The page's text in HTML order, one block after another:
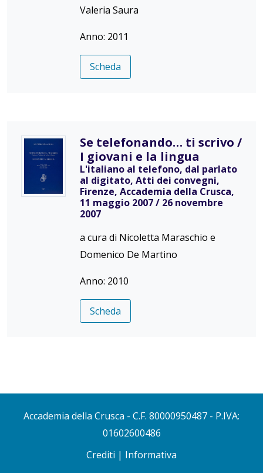
Valeria Saura
Anno: 2011
Scheda
Se telefonando… ti scrivo /
I giovani e la lingua
L'italiano al telefono, dal parlato
al digitato, Atti dei convegni,
Firenze, Accademia della Crusca,
11 maggio 2007 / 26 novembre
2007
a cura di Nicoletta Maraschio e
Domenico De Martino
Anno: 2010
Scheda
Accademia della Crusca - C.F. 80000950487 - P.IVA:
01602600486
Crediti | Informativa